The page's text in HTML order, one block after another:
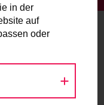
finden Sie die
Schreiben Sie
Sep
in der
auf
oder